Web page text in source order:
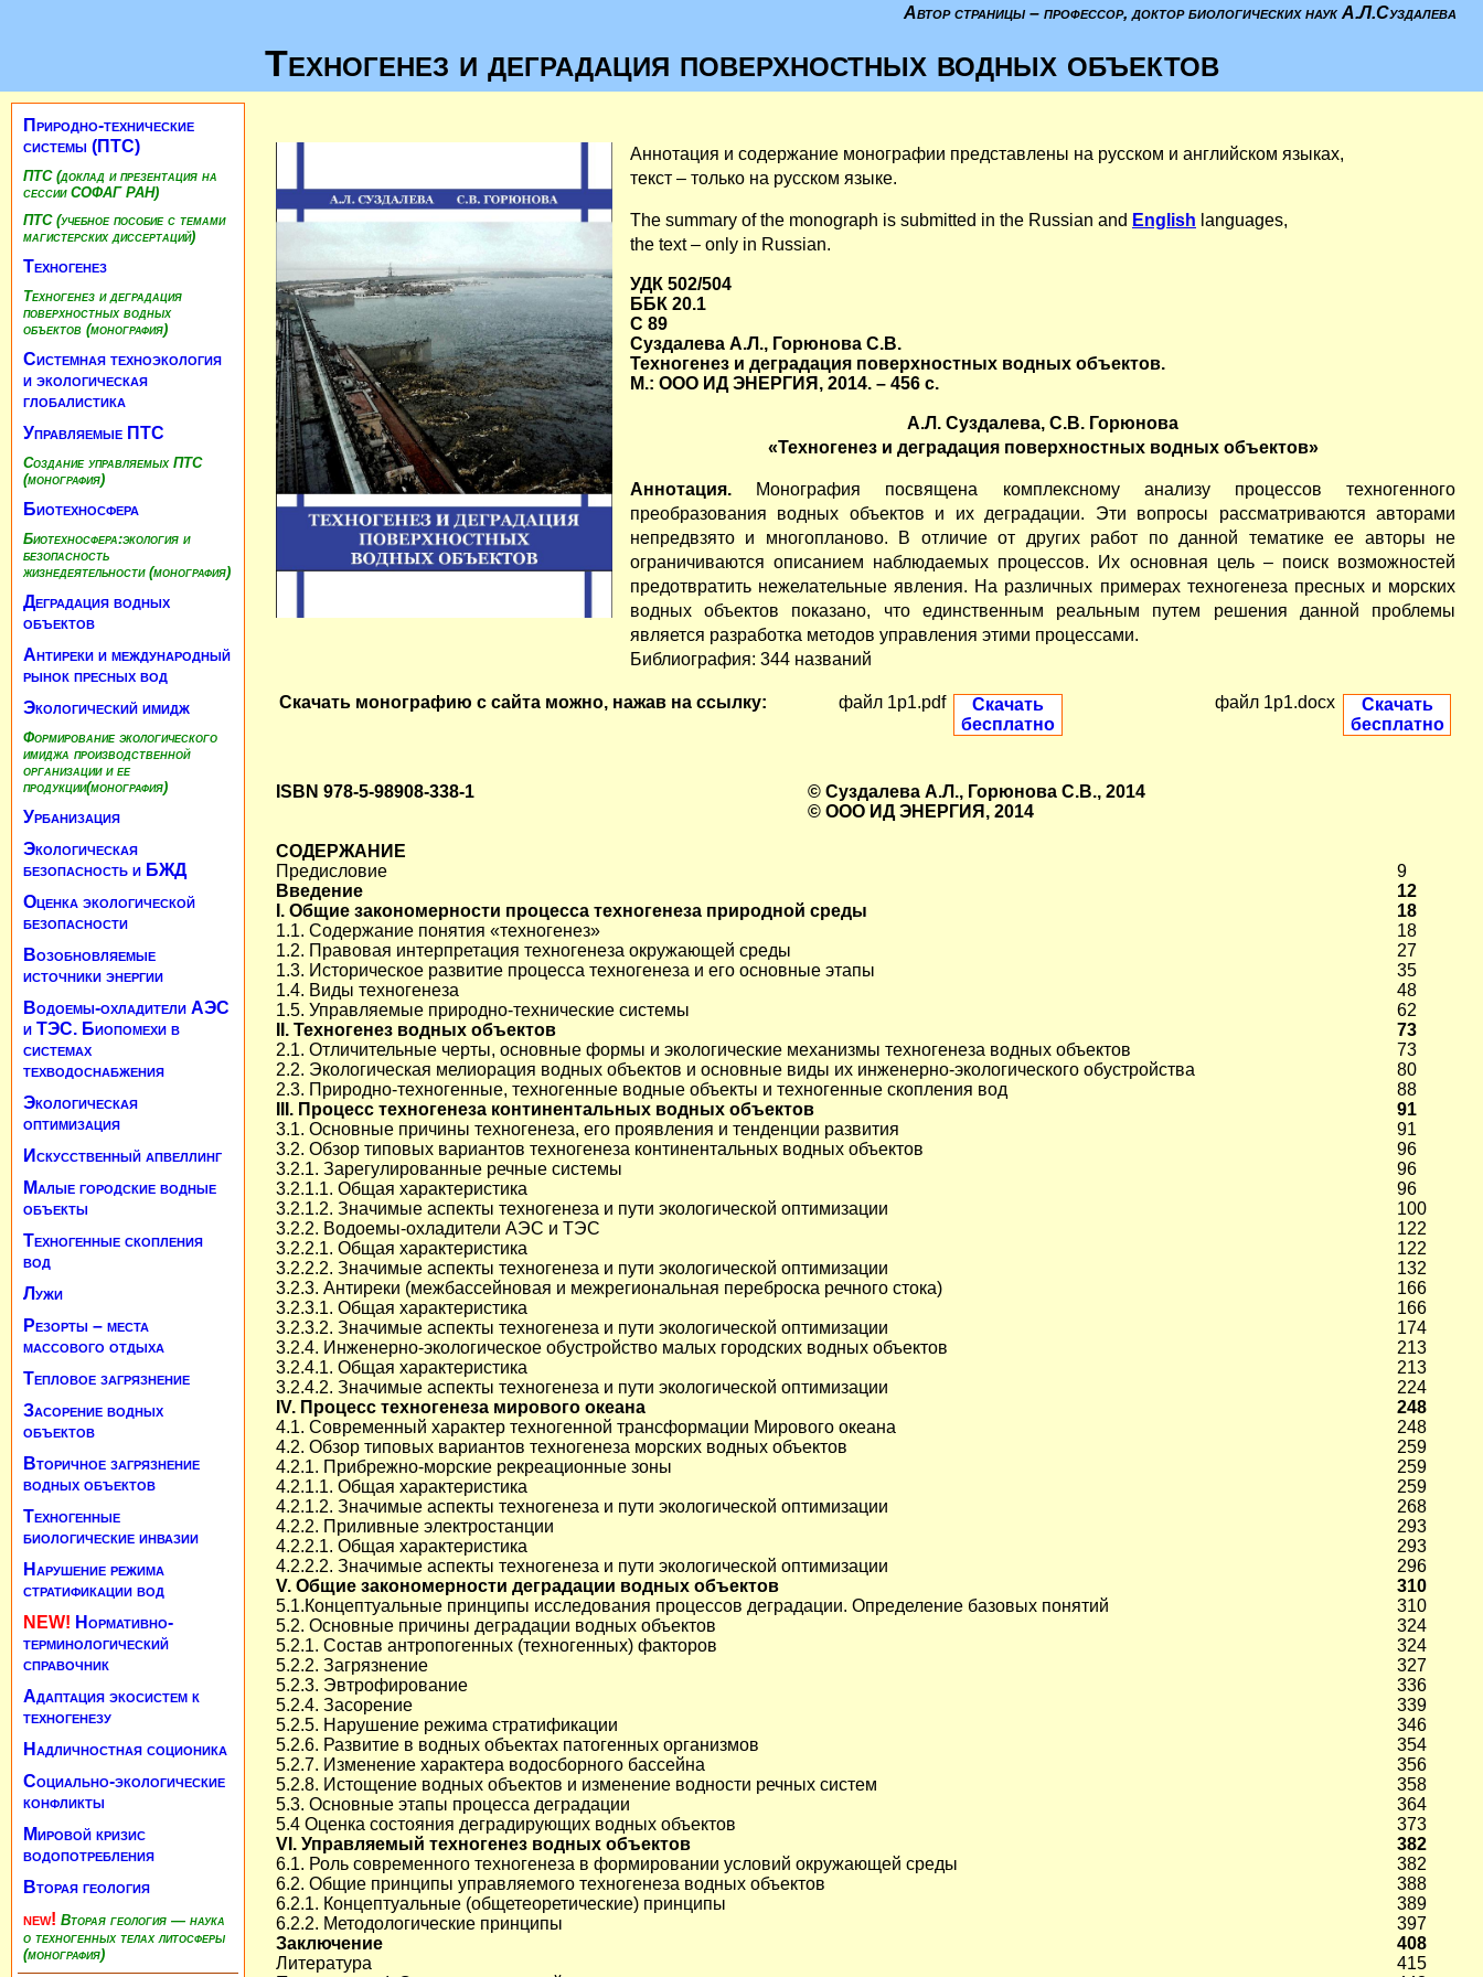
Автор страницы – профессор, доктор биологических наук А.Л.Суздалева
Техногенез и деградация поверхностных водных объектов
Природно-технические
системы (ПТС)
ПТС (доклад и презентация на
сессии СОФАГ РАН)
ПТС (учебное пособие с темами
магистерских диссертаций)
Техногенез
Техногенез и деградация
поверхностных водных
объектов (монография)
Системная техноэкология
и экологическая
глобалистика
Управляемые ПТС
Создание управляемых ПТС
(монография)
Биотехносфера
Биотехносфера:экология и
безопасность
жизнедеятельности (монография)
Деградация водных
объектов
Антиреки и международный
рынок пресных вод
Экологический имидж
Формирование экологического
имиджа производственной
организации и ее
продукции(монография)
Урбанизация
Экологическая
безопасность и БЖД
Оценка экологической
безопасности
Возобновляемые
источники энергии
Водоемы-охладители АЭС
и ТЭС. Биопомехи в
системах
техводоснабжения
Экологическая
оптимизация
Искусственный апвеллинг
Малые городские водные
объекты
Техногенные скопления
вод
Лужи
Резорты – места
массового отдыха
Тепловое загрязнение
Засорение водных
объектов
Вторичное загрязнение
водных объектов
Техногенные
биологические инвазии
Нарушение режима
стратификации вод
NEW! Нормативно-
терминологический
справочник
Адаптация экосистем к
техногенезу
Надличностная соционика
Социально-экологические
конфликты
Мировой кризис
водопотребления
Вторая геология
new! Вторая геология — наука
о техногенных телах литосферы
(монография)
Аннотация и содержание монографии представлены на русском и английском языках,
текст – только на русском языке.
The summary of the monograph is submitted in the Russian and English languages,
the text – only in Russian.
УДК 502/504
ББК 20.1
С 89
Суздалева А.Л., Горюнова С.В.
Техногенез и деградация поверхностных водных объектов.
М.: ООО ИД ЭНЕРГИЯ, 2014. – 456 с.
А.Л. Суздалева, С.В. Горюнова
«Техногенез и деградация поверхностных водных объектов»
Аннотация. Монография посвящена комплексному анализу процессов техногенного
преобразования водных объектов и их деградации. Эти вопросы рассматриваются авторами
непредвзято и многопланово. В отличие от других работ по данной тематике ее авторы не
ограничиваются описанием наблюдаемых процессов. Их основная цель – поиск возможностей
предотвратить нежелательные явления. На различных примерах техногенеза пресных и морских
водных объектов показано, что единственным реальным путем решения данной проблемы
является разработка методов управления этими процессами.
Библиография: 344 названий
Скачать монографию с сайта можно, нажав на ссылку: файл 1p1.pdf
Скачать
бесплатно
файл 1p1.docx
Скачать
бесплатно
ISBN 978-5-98908-338-1
© Суздалева А.Л., Горюнова С.В., 2014
© ООО ИД ЭНЕРГИЯ, 2014
СОДЕРЖАНИЕ
Предисловие
9
Введение
12
I. Общие закономерности процесса техногенеза природной среды
18
1.1. Содержание понятия «техногенез»
18
1.2. Правовая интерпретация техногенеза окружающей среды
27
1.3. Историческое развитие процесса техногенеза и его основные этапы
35
1.4. Виды техногенеза
48
1.5. Управляемые природно-технические системы
62
II. Техногенез водных объектов
73
2.1. Отличительные черты, основные формы и экологические механизмы техногенеза водных объектов
73
2.2. Экологическая мелиорация водных объектов и основные виды их инженерно-экологического обустройства
80
2.3. Природно-техногенные, техногенные водные объекты и техногенные скопления вод
88
III. Процесс техногенеза континентальных водных объектов
91
3.1. Основные причины техногенеза, его проявления и тенденции развития
91
3.2. Обзор типовых вариантов техногенеза континентальных водных объектов
96
3.2.1. Зарегулированные речные системы
96
3.2.1.1. Общая характеристика
96
3.2.1.2. Значимые аспекты техногенеза и пути экологической оптимизации
100
3.2.2. Водоемы-охладители АЭС и ТЭС
122
3.2.2.1. Общая характеристика
122
3.2.2.2. Значимые аспекты техногенеза и пути экологической оптимизации
132
3.2.3. Антиреки (межбассейновая и межрегиональная переброска речного стока)
166
3.2.3.1. Общая характеристика
166
3.2.3.2. Значимые аспекты техногенеза и пути экологической оптимизации
174
3.2.4. Инженерно-экологическое обустройство малых городских водных объектов
213
3.2.4.1. Общая характеристика
213
3.2.4.2. Значимые аспекты техногенеза и пути экологической оптимизации
224
IV. Процесс техногенеза мирового океана
248
4.1. Современный характер техногенной трансформации Мирового океана
248
4.2. Обзор типовых вариантов техногенеза морских водных объектов
259
4.2.1. Прибрежно-морские рекреационные зоны
259
4.2.1.1. Общая характеристика
259
4.2.1.2. Значимые аспекты техногенеза и пути экологической оптимизации
268
4.2.2. Приливные электростанции
293
4.2.2.1. Общая характеристика
293
4.2.2.2. Значимые аспекты техногенеза и пути экологической оптимизации
296
V. Общие закономерности деградации водных объектов
310
5.1.Концептуальные принципы исследования процессов деградации. Определение базовых понятий
310
5.2. Основные причины деградации водных объектов
324
5.2.1. Состав антропогенных (техногенных) факторов
324
5.2.2. Загрязнение
327
5.2.3. Эвтрофирование
336
5.2.4. Засорение
339
5.2.5. Нарушение режима стратификации
346
5.2.6. Развитие в водных объектах патогенных организмов
354
5.2.7. Изменение характера водосборного бассейна
356
5.2.8. Истощение водных объектов и изменение водности речных систем
358
5.3. Основные этапы процесса деградации
364
5.4 Оценка состояния деградирующих водных объектов
373
VI. Управляемый техногенез водных объектов
382
6.1. Роль современного техногенеза в формировании условий окружающей среды
382
6.2. Общие принципы управляемого техногенеза водных объектов
388
6.2.1. Концептуальные (общетеоретические) принципы
389
6.2.2. Методологические принципы
397
Заключение
408
Литература
415